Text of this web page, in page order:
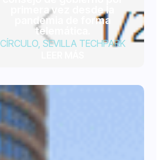
primera vez desde la
pandemia de forma
telemática.
CÍRCULO, SEVILLA TECHPARK